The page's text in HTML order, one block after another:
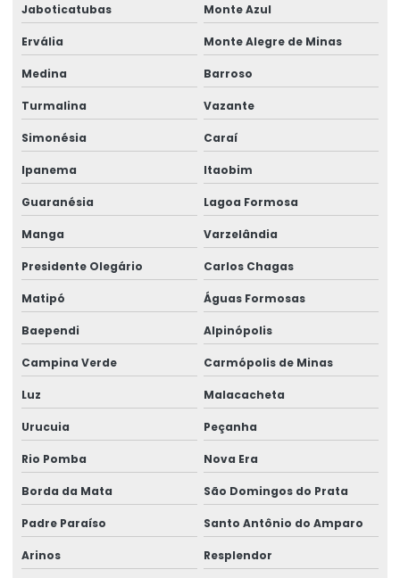
Jaboticatubas Monte Azul
Ervália Monte Alegre de Minas
Medina Barroso
Turmalina Vazante
Simonésia Caraí
Ipanema Itaobim
Guaranésia Lagoa Formosa
Manga Varzelândia
Presidente Olegário Carlos Chagas
Matipó Águas Formosas
Baependi Alpinópolis
Campina Verde Carmópolis de Minas
Luz Malacacheta
Urucuia Peçanha
Rio Pomba Nova Era
Borda da Mata São Domingos do Prata
Padre Paraíso Santo Antônio do Amparo
Arinos Resplendor